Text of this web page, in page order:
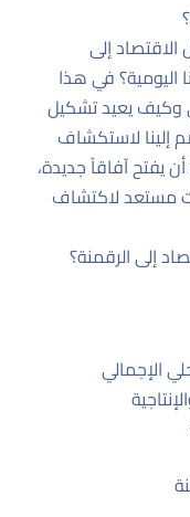
إلى
اليومية؟ في هذا
وكيف يعيد تشكيل
إلينا لاستكشاف
يفتح آفاقاً جديدة،
مستعد لاكتشاف
إلى الرقمنة؟
الإجمالي